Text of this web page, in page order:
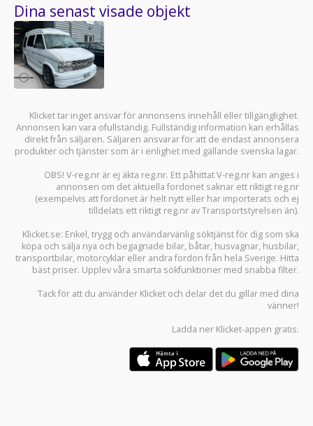
Dina senast visade objekt
Klicket tar inget ansvar för annonsens innehåll eller tillgänglighet.
Annonsen kan vara ofullständig. Fullständig information kan erhållas
direkt från säljaren. Säljaren ansvarar för att de endast annonsera
produkter och tjänster som är i enlighet med gällande svenska lagar.
OBS! V-reg.nr är ej äkta reg.nr. Ett påhittat V-reg.nr kan anges i
annonsen om det aktuella fordonet saknar ett riktigt reg.nr
(exempelvis att fordonet är helt nytt eller har importerats och ej
tilldelats ett riktigt reg.nr av Transportstyrelsen än).
Klicket.se: Enkel, trygg och användarvänlig söktjänst för dig som ska
köpa och sälja nya och begagnade bilar, båtar, husvagnar, husbilar,
transportbilar, motorcyklar eller andra fordon från hela Sverige. Hitta
bäst priser. Upplev våra smarta sökfunktioner med snabba filter.
Tack för att du använder Klicket och delar det du gillar med dina
vänner!
Ladda ner Klicket-appen gratis: